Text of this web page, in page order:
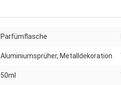
Parfümflasche
Aluminiumsprüher, Metalldekoration
50ml